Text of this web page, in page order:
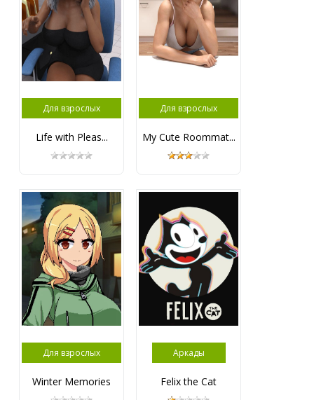
Для взрослых
Life with Pleas...
Для взрослых
My Cute Roommat...
Для взрослых
Winter Memories
Аркады
Felix the Cat